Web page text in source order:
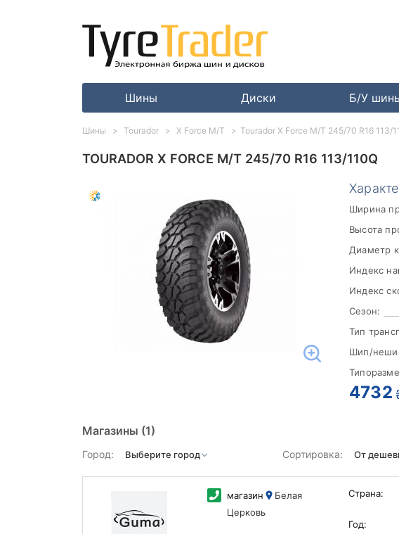
Шины Диски Б/У
TOURADOR X FORCE M/T 245/70 R16 113/110Q
Ширина
Высота
Диаметр
Индекс
Индекс
Сезон:
Тип
Шип/
4732
Магазины (1)
Город: Сортировка:
магазин
Белая
Церковь
Страна:
Год:
Шины Tourador X Force M/T Tourador X Force M/T 245/70 R16 113/